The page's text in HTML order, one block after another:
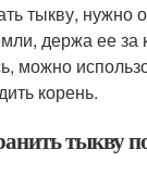
тыкву, нужно
держа ее
можно
корень.
тыкву